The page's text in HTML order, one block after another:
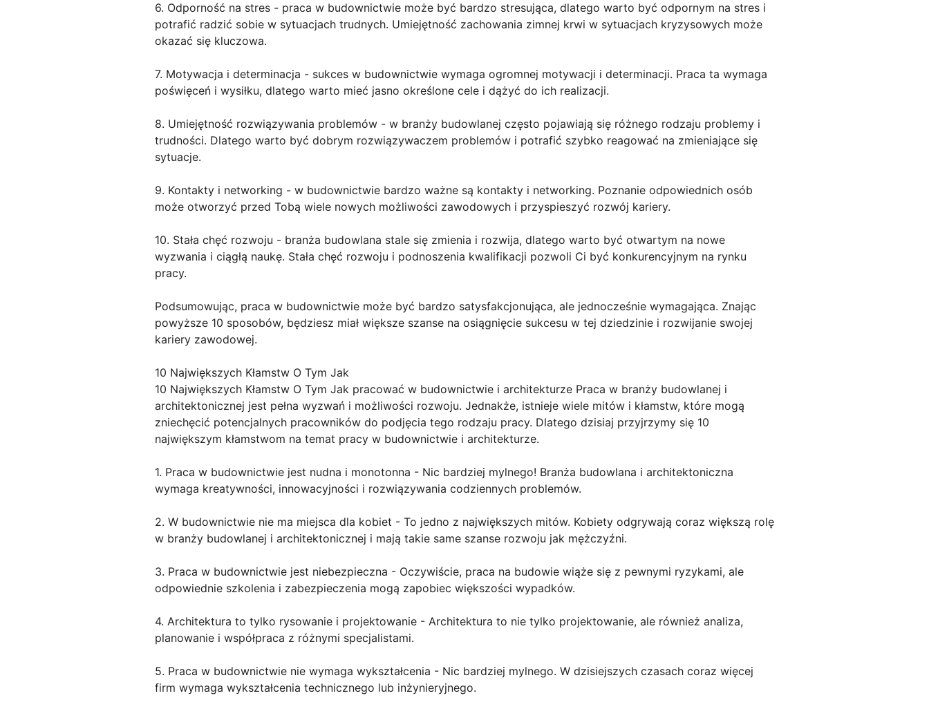
6. Odporność na stres - praca w budownictwie może być bardzo stresująca, dlatego warto być odpornym na stres i
potrafić radzić sobie w sytuacjach trudnych. Umiejętność zachowania zimnej krwi w sytuacjach kryzysowych może
okazać się kluczowa.
7. Motywacja i determinacja - sukces w budownictwie wymaga ogromnej motywacji i determinacji. Praca ta wymaga
poświęceń i wysiłku, dlatego warto mieć jasno określone cele i dążyć do ich realizacji.
8. Umiejętność rozwiązywania problemów - w branży budowlanej często pojawiają się różnego rodzaju problemy i
trudności. Dlatego warto być dobrym rozwiązywaczem problemów i potrafić szybko reagować na zmieniające się
sytuacje.
9. Kontakty i networking - w budownictwie bardzo ważne są kontakty i networking. Poznanie odpowiednich osób
może otworzyć przed Tobą wiele nowych możliwości zawodowych i przyspieszyć rozwój kariery.
10. Stała chęć rozwoju - branża budowlana stale się zmienia i rozwija, dlatego warto być otwartym na nowe
wyzwania i ciągłą naukę. Stała chęć rozwoju i podnoszenia kwalifikacji pozwoli Ci być konkurencyjnym na rynku
pracy.
Podsumowując, praca w budownictwie może być bardzo satysfakcjonująca, ale jednocześnie wymagająca. Znając
powyższe 10 sposobów, będziesz miał większe szanse na osiągnięcie sukcesu w tej dziedzinie i rozwijanie swojej
kariery zawodowej.
10 Największych Kłamstw O Tym Jak
10 Największych Kłamstw O Tym Jak pracować w budownictwie i architekturze Praca w branży budowlanej i
architektonicznej jest pełna wyzwań i możliwości rozwoju. Jednakże, istnieje wiele mitów i kłamstw, które mogą
zniechęcić potencjalnych pracowników do podjęcia tego rodzaju pracy. Dlatego dzisiaj przyjrzymy się 10
największym kłamstwom na temat pracy w budownictwie i architekturze.
1. Praca w budownictwie jest nudna i monotonna - Nic bardziej mylnego! Branża budowlana i architektoniczna
wymaga kreatywności, innowacyjności i rozwiązywania codziennych problemów.
2. W budownictwie nie ma miejsca dla kobiet - To jedno z największych mitów. Kobiety odgrywają coraz większą rolę
w branży budowlanej i architektonicznej i mają takie same szanse rozwoju jak mężczyźni.
3. Praca w budownictwie jest niebezpieczna - Oczywiście, praca na budowie wiąże się z pewnymi ryzykami, ale
odpowiednie szkolenia i zabezpieczenia mogą zapobiec większości wypadków.
4. Architektura to tylko rysowanie i projektowanie - Architektura to nie tylko projektowanie, ale również analiza,
planowanie i współpraca z różnymi specjalistami.
5. Praca w budownictwie nie wymaga wykształcenia - Nic bardziej mylnego. W dzisiejszych czasach coraz więcej
firm wymaga wykształcenia technicznego lub inżynieryjnego.